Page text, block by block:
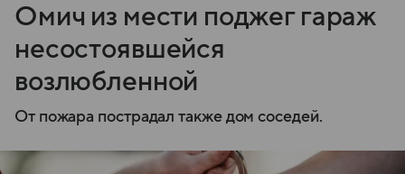
Омич из мести поджег гараж
несостоявшейся
возлюбленной
От пожара пострадал также дом соседей.